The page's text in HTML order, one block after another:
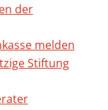
der
melden
Stiftung